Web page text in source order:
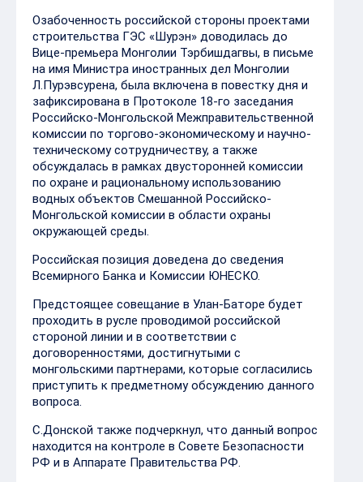
Озабоченность российской стороны проектами
строительства ГЭС «Шурэн» доводилась до
Вице-премьера Монголии Тэрбишдагвы, в письме
на имя Министра иностранных дел Монголии
Л.Пурэвсурена, была включена в повестку дня и
зафиксирована в Протоколе 18-го заседания
Российско-Монгольской Межправительственной
комиссии по торгово-экономическому и научно-
техническому сотрудничеству, а также
обсуждалась в рамках двусторонней комиссии
по охране и рациональному использованию
водных объектов Смешанной Российско-
Монгольской комиссии в области охраны
окружающей среды.
Российская позиция доведена до сведения
Всемирного Банка и Комиссии ЮНЕСКО.
Предстоящее совещание в Улан-Баторе будет
проходить в русле проводимой российской
стороной линии и в соответствии с
договоренностями, достигнутыми с
монгольскими партнерами, которые согласились
приступить к предметному обсуждению данного
вопроса.
С.Донской также подчеркнул, что данный вопрос
находится на контроле в Совете Безопасности
РФ и в Аппарате Правительства РФ.